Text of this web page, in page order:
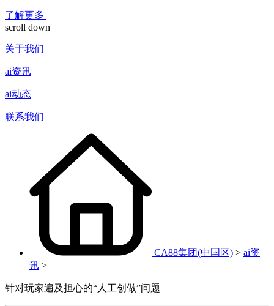
了解更多
scroll down
关于我们
ai资讯
ai动态
联系我们
CA88集团(中国区) > ai资
讯 >
针对玩家遍及担心的“人工创做”问题